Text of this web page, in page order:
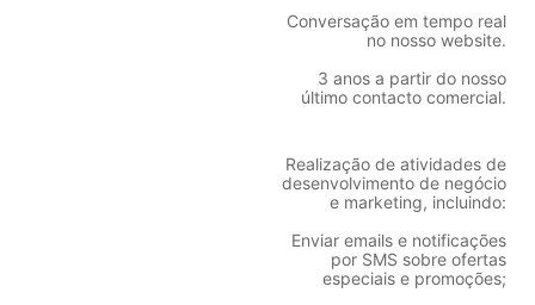
Conversação em tempo real
no nosso website.
3 anos a partir do nosso
último contacto comercial.
Realização de atividades de
desenvolvimento de negócio
e marketing, incluindo:
Enviar emails e notificações
por SMS sobre ofertas
especiais e promoções;